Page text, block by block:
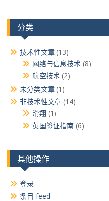
分类
技术性文章 (13)
网络与信息技术 (8)
航空技术 (2)
未分类文章 (1)
非技术性文章 (14)
滑翔 (1)
英国签证指南 (6)
其他操作
登录
条目 feed